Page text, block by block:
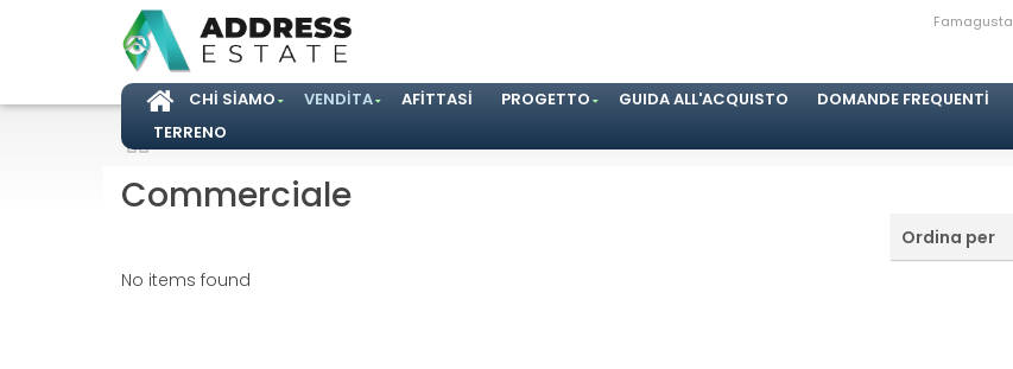
Famagusta
CHI SIAMO VENDITA AFITTASI PROGETTO GUIDA ALL'ACQUISTO DOMANDE FREQUENTI
TERRENO
Home /Vendita
Commerciale
Ordina per
No items found